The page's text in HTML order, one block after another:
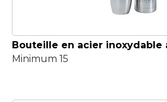
Bouteille en acier inoxydable
Minimum 15